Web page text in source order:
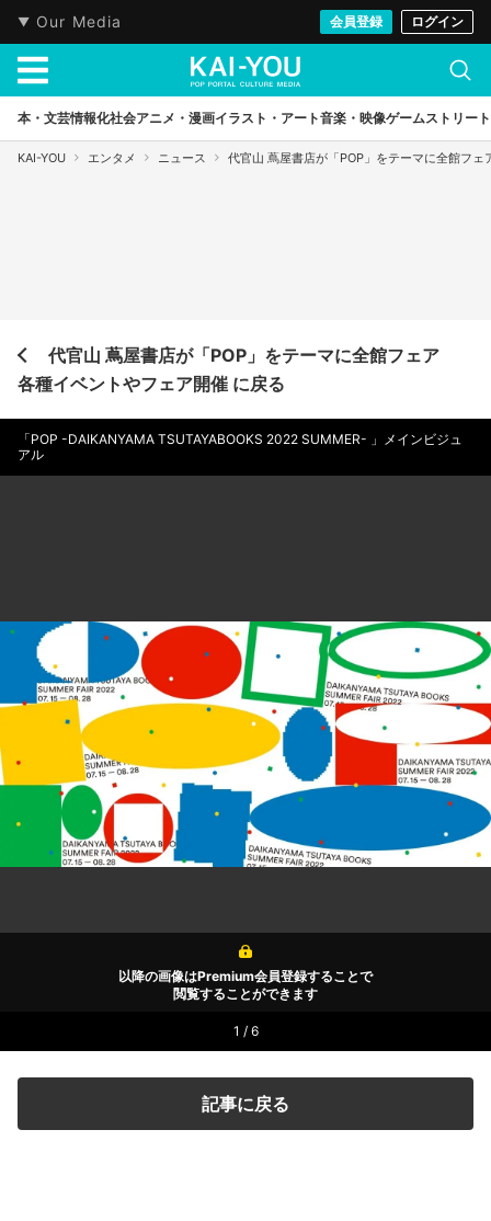
Our Media 会員登録 ログイン
本・文芸情報化社会アニメ・漫画イラスト・アート音楽・映像ゲームストリート
KAI-YOU エンタメ ニュース 代官山 蔦屋書店が「POP」をテーマに全館フ
代官山 蔦屋書店が「POP」をテーマに全館フェア
各種イベントやフェア開催 に戻る
「POP -DAIKANYAMA TSUTAYABOOKS 2022 SUMMER- 」メインビジュ
アル
以降の画像はPremium会員登録することで
閲覧することができます
1 / 6
記事に戻る